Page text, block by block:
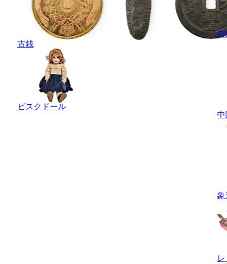
古銭
ビスクドール
彫
中
象